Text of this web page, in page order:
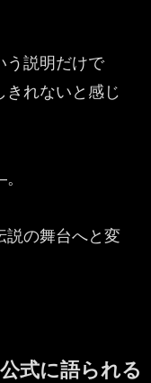
う説明だけで
きれないと感じ
説の舞台へと変
式に語られる